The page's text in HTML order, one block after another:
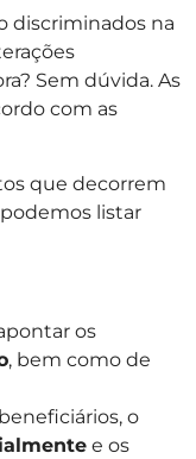
discriminados na
Sem dúvida. As
com as
que decorrem
listar
os
, bem como de
o
e os